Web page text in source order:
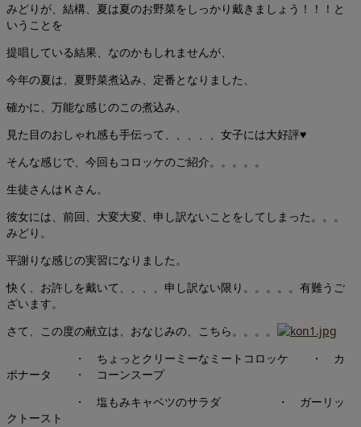
みどりが、結構、夏は夏のお野菜をしっかり戴きましょう！！！と
いうことを
提唱している結果、なのかもしれませんが、
今年の夏は、夏野菜煮込み、定番となりました、
確かに、万能な感じのこの煮込み、
見た目のおしゃれ感も手伝って、、、、、女子には大好評♥
そんな感じで、今回もコロッケのご紹介。。。。。
生徒さんはＫさん。
彼女には、前回、大変大変、申し訳ないことをしてしまった。。。
みどり。
平謝りな感じの実習になりました。
快く、お許しを戴いて、、、、申し訳ない限り。。。。。有難うご
ざいます。
さて、この度の献立は、おなじみの、こちら。。。。
・ ちょっとクリーミーなミートコロッケ ・ カ
ポナータ ・ コーンスープ
・ 塩もみキャベツのサラダ ・ ガーリッ
クトースト